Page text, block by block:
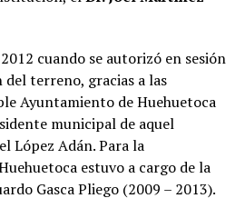
cuando se autorizó en sesión
del terreno, gracias a las
Ayuntamiento de Huehuetoca
municipal de aquel
López Adán. Para la
estuvo a cargo de la
Gasca Pliego (2009 – 2013).